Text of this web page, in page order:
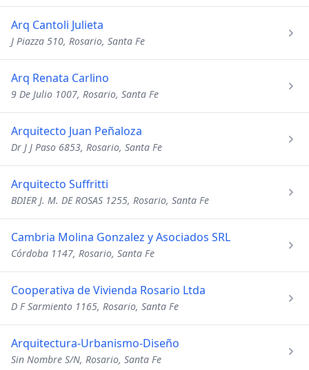
Arq Cantoli Julieta
J Piazza 510, Rosario, Santa Fe
Arq Renata Carlino
9 De Julio 1007, Rosario, Santa Fe
Arquitecto Juan Peñaloza
Dr J J Paso 6853, Rosario, Santa Fe
Arquitecto Suffritti
BDIER J. M. DE ROSAS 1255, Rosario, Santa Fe
Cambria Molina Gonzalez y Asociados SRL
Córdoba 1147, Rosario, Santa Fe
Cooperativa de Vivienda Rosario Ltda
D F Sarmiento 1165, Rosario, Santa Fe
Arquitectura-Urbanismo-Diseño
Sin Nombre S/N, Rosario, Santa Fe